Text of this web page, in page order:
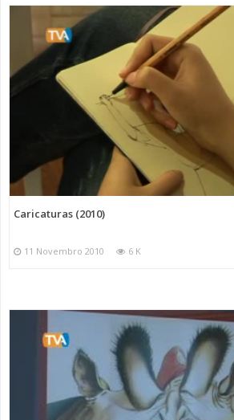
Caricaturas (2010)
11 Novembro 2010 6 K